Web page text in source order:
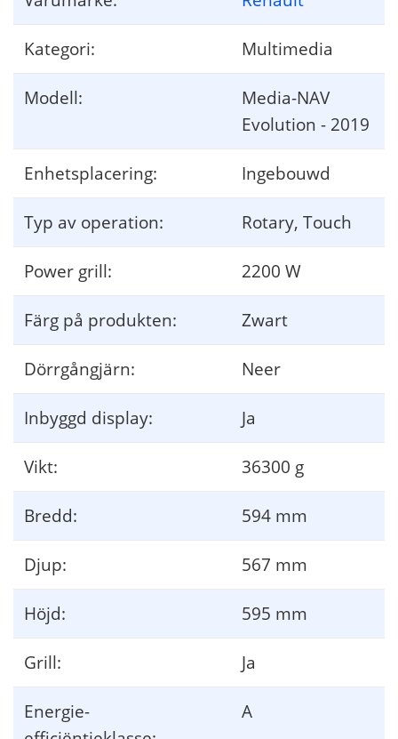
Kategori: Multimedia
Modell:
Media-NAV
Evolution - 2019
Enhetsplacering: Ingebouwd
Typ av operation: Rotary, Touch
Power grill: 2200 W
Färg på produkten: Zwart
Dörrgångjärn: Neer
Inbyggd display: Ja
Vikt: 36300 g
Bredd: 594 mm
Djup: 567 mm
Höjd: 595 mm
Grill: Ja
Energie-
A